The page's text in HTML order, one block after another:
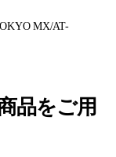
MX/AT-
品をご用